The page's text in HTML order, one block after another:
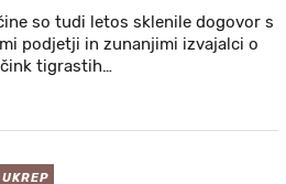
so tudi letos sklenile dogovor s
podjetji in zunanjimi izvajalci o
tigrastih…